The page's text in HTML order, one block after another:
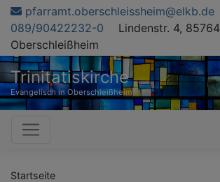
Direkt
zum
Inhalt
pfarramt.oberschleissheim@elkb.de
089/90422232-0
Lindenstr. 4, 85764
Oberschleißheim
Trinitatiskirche
Evangelisch in Oberschleißheim
Hauptnavigation
Startseite